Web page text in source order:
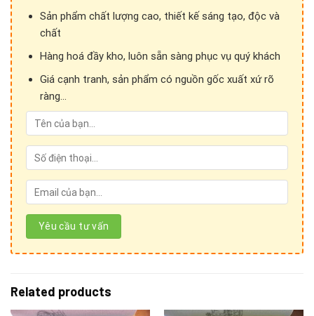
Cảm ơn Quý khách hàng đã quan tâm đến sản phẩm
Để kết nối trực tiếp với chúng tôi, Quý khách hàng vui lòng
liên hệ theo những hình thức sau:
Sản phẩm chất lượng cao, thiết kế sáng tạo, độc và
chất
Hàng hoá đầy kho, luôn sẵn sàng phục vụ quý khách
Giá cạnh tranh, sản phẩm có nguồn gốc xuất xứ rõ
ràng...
Related products